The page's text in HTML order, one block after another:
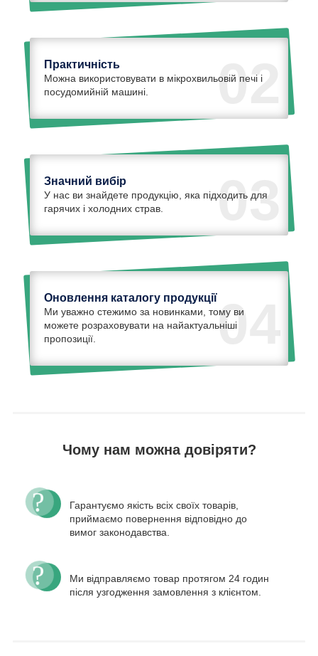
02
Практичність
Можна використовувати в мікрохвильовій печі і
посудомийній машині.
03
Значний вибір
У нас ви знайдете продукцію, яка підходить для
гарячих і холодних страв.
04
Оновлення каталогу продукції
Ми уважно стежимо за новинками, тому ви
можете розраховувати на найактуальніші
пропозиції.
Чому нам можна довіряти?
Гарантуємо якість всіх своїх товарів,
приймаємо повернення відповідно до
вимог законодавства.
Ми відправляємо товар протягом 24 годин
після узгодження замовлення з клієнтом.